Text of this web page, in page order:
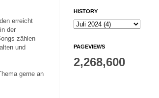
erreicht
der
zählen
und
gerne an
HISTORY
PAGEVIEWS
2,268,600